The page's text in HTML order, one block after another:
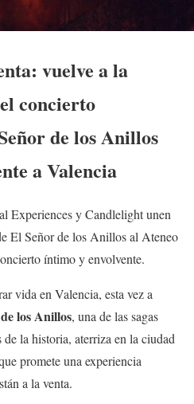
vuelve a la
concierto
de los Anillos
a Valencia
Experiences y Candlelight unen
El Señor de los Anillos al Ateneo
íntimo y envolvente.
vida en Valencia, esta vez a
los Anillos, una de las sagas
la historia, aterriza en la ciudad
promete una experiencia
a la venta.